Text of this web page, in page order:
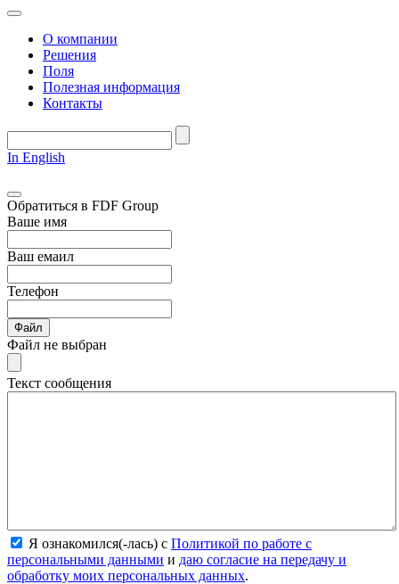
О компании
Решения
Поля
Полезная информация
Контакты
In English
Обратиться в FDF Group
Ваше имя
Ваш емаил
Телефон
Файл
Файл не выбран
Текст сообщения
Я ознакомился(-лась) с Политикой по работе с
персональными данными и даю согласие на передачу и
обработку моих персональных данных.